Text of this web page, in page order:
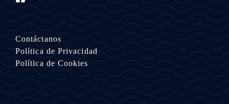
Contáctanos
Política de Privacidad
Política de Cookies